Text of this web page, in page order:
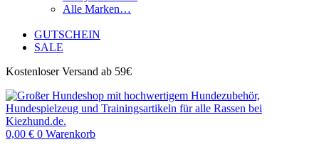
Alle Marken…
GUTSCHEIN
SALE
Kostenloser Versand ab 59€
0,00 € 0 Warenkorb